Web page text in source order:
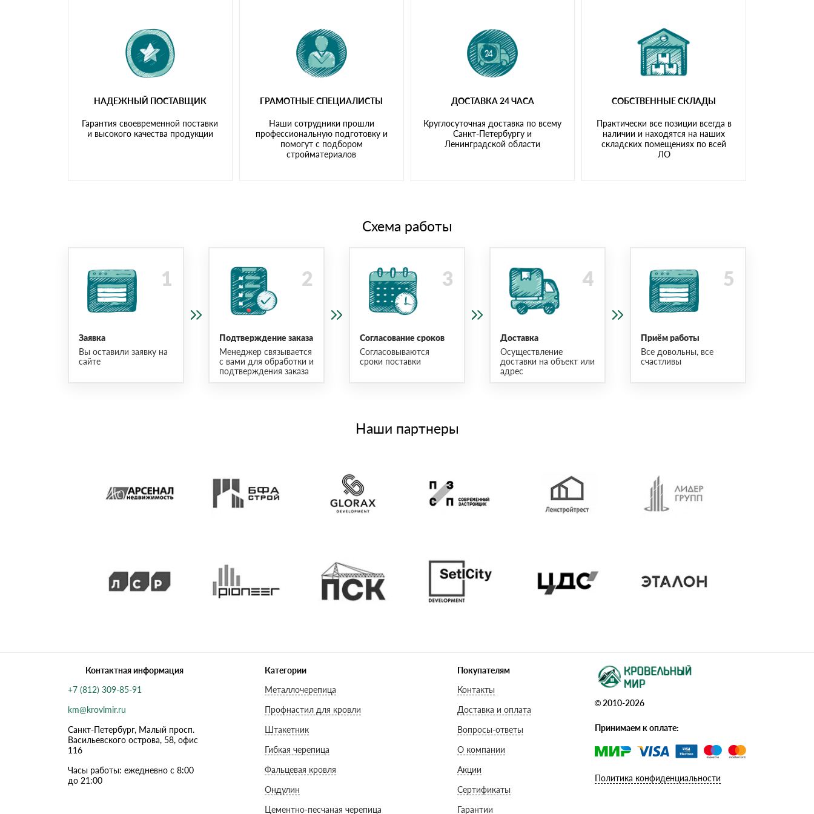
НАДЕЖНЫЙ ПОСТАВЩИК
Гарантия своевременной поставки
и высокого качества продукции
ГРАМОТНЫЕ СПЕЦИАЛИСТЫ
Наши сотрудники прошли
профессиональную подготовку и
помогут с подбором
стройматериалов
ДОСТАВКА 24 ЧАСА
Круглосуточная доставка по всему
Санкт-Петербургу и
Ленинградской области
СОБСТВЕННЫЕ СКЛАДЫ
Практически все позиции всегда в
наличии и находятся на наших
складских помещениях по всей
ЛО
Схема работы
Заявка
Вы оставили заявку на
сайте
Подтверждение заказа
Менеджер связывается
с вами для обработки и
подтверждения заказа
Согласование сроков
Согласовываются
сроки поставки
Доставка
Осуществление
доставки на объект или
адрес
Приём работы
Все довольны, все
счастливы
Наши партнеры
Контактная информация
+7 (812) 309-85-91
km@krovlmir.ru
Санкт-Петербург, Малый просп.
Васильевского острова, 58, офис
116
Часы работы: ежедневно с 8:00
до 21:00
Категории
Металлочерепица
Профнастил для кровли
Штакетник
Гибкая черепица
Фальцевая кровля
Ондулин
Цементно-песчаная черепица
Покупателям
Контакты
Доставка и оплата
Вопросы-ответы
О компании
Акции
Сертификаты
Гарантии
© 2010-2026
Принимаем к оплате:
Политика конфиденциальности